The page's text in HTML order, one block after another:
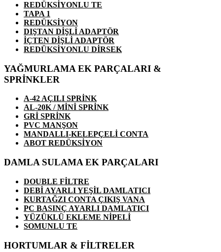
REDÜKSİYONLU TE
TAPA 1
REDÜKSİYON
DIŞTAN DİŞLİ ADAPTÖR
İÇTEN DİŞLİ ADAPTÖR
REDÜKSİYONLU DİRSEK
YAĞMURLAMA EK PARÇALARI &
SPRİNKLER
A-42 AÇILI SPRİNK
AL-20K / MİNİ SPRİNK
GRİ SPRİNK
PVC MANŞON
MANDALLI-KELEPÇELİ CONTA
ABOT REDÜKSİYON
DAMLA SULAMA EK PARÇALARI
DOUBLE FİLTRE
DEBİ AYARLI YEŞİL DAMLATICI
KURTAĞZI CONTA ÇIKIŞ VANA
PC BASINÇ AYARLI DAMLATICI
YÜZÜKLÜ EKLEME NİPELİ
SOMUNLU TE
HORTUMLAR & FİLTRELER